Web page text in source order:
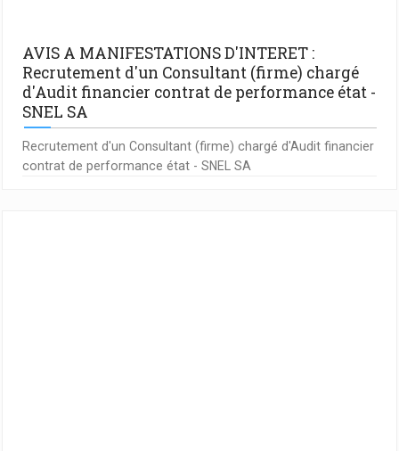
AVIS A MANIFESTATIONS D'INTERET :
Recrutement d'un Consultant (firme) chargé
d'Audit financier contrat de performance état -
SNEL SA
Recrutement d'un Consultant (firme) chargé d'Audit financier
contrat de performance état - SNEL SA